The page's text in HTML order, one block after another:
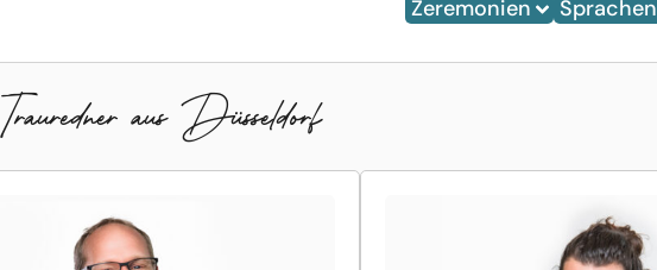
Zeremonien Sprachen
Trauredner aus Düsseldorf